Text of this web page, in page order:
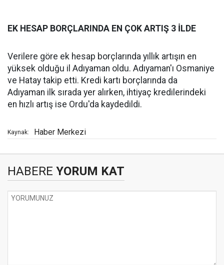
EK HESAP BORÇLARINDA EN ÇOK ARTIŞ 3 İLDE
Verilere göre ek hesap borçlarında yıllık artışın en
yüksek olduğu il Adıyaman oldu. Adıyaman'ı Osmaniye
ve Hatay takip etti. Kredi kartı borçlarında da
Adıyaman ilk sırada yer alırken, ihtiyaç kredilerindeki
en hızlı artış ise Ordu'da kaydedildi.
Kaynak: Haber Merkezi
HABERE YORUM KAT